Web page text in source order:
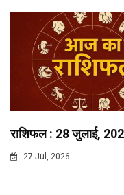
राशिफल : 28 जुलाई,
27 Jul, 2026